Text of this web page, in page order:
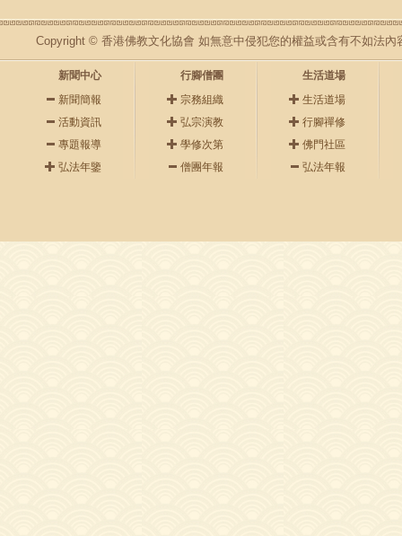
Copyright © 香港佛教文化協會 如無意中侵犯您的權益或含有不如法內
新聞中心
新聞簡報
活動資訊
專題報導
弘法年鑒
行腳僧團
宗務組織
弘宗演教
學修次第
僧團年報
生活道場
生活道場
行腳禪修
佛門社區
弘法年報